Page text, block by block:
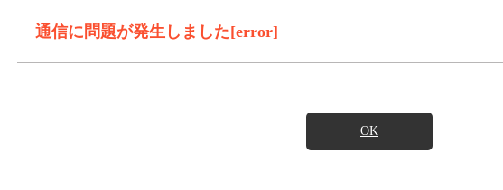
通信に問題が発生しました[error]
OK